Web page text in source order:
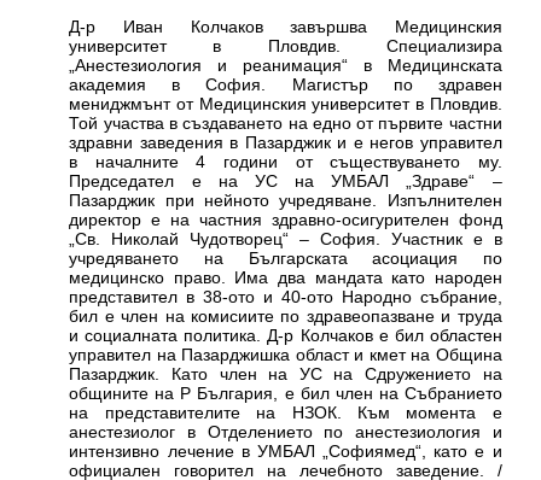
Д-р Иван Колчаков завършва Медицинския
университет в Пловдив. Специализира
„Анестезиология и реанимация“ в Медицинската
академия в София. Магистър по здравен
мениджмънт от Медицинския университет в Пловдив.
Той участва в създаването на едно от първите частни
здравни заведения в Пазарджик и е негов управител
в началните 4 години от съществуването му.
Председател е на УС на УМБАЛ „Здраве“ –
Пазарджик при нейното учредяване. Изпълнителен
директор е на частния здравно-осигурителен фонд
„Св. Николай Чудотворец“ – София. Участник е в
учредяването на Българската асоциация по
медицинско право. Има два мандата като народен
представител в 38-ото и 40-ото Народно събрание,
бил е член на комисиите по здравеопазване и труда
и социалната политика. Д-р Колчаков е бил областен
управител на Пазарджишка област и кмет на Община
Пазарджик. Като член на УС на Сдружението на
общините на Р България, е бил член на Събранието
на представителите на НЗОК. Към момента е
анестезиолог в Отделението по анестезиология и
интензивно лечение в УМБАЛ „Софиямед“, като е и
официален говорител на лечебното заведение. /